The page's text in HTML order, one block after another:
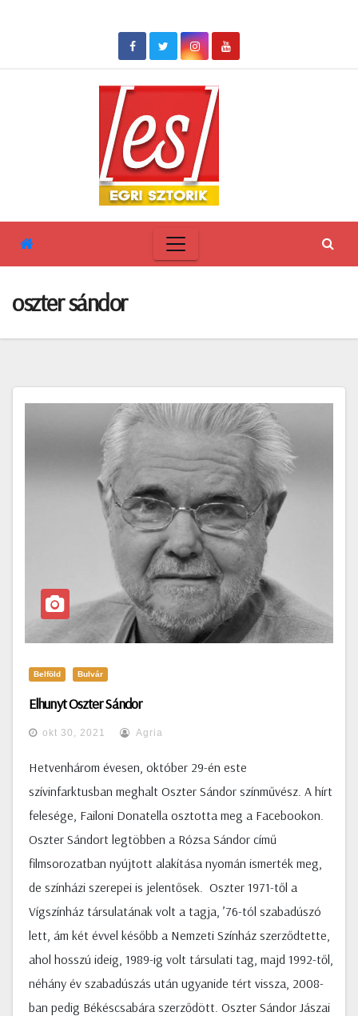
oszter sándor
Belföld Bulvár
Elhunyt Oszter Sándor
okt 30, 2021 Agria
Hetvenhárom évesen, október 29-én este
szívinfarktusban meghalt Oszter Sándor színművész. A hírt
felesége, Failoni Donatella osztotta meg a Facebookon.
Oszter Sándort legtöbben a Rózsa Sándor című
filmsorozatban nyújtott alakítása nyomán ismerték meg,
de színházi szerepei is jelentősek. Oszter 1971-től a
Vígszínház társulatának volt a tagja, ’76-tól szabadúszó
lett, ám két évvel később a Nemzeti Színház szerződtette,
ahol hosszú ideig, 1989-ig volt társulati tag, majd 1992-től,
néhány év szabadúszás után ugyanide tért vissza, 2008-
ban pedig Békéscsabára szerződött. Oszter Sándor Jászai